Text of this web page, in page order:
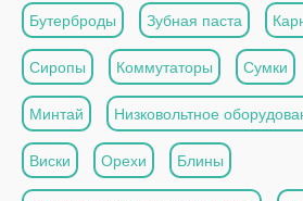
Бутерброды Зубная паста
Сиропы Коммутаторы Сумки
Минтай Низковольтное
Виски Орехи Блины